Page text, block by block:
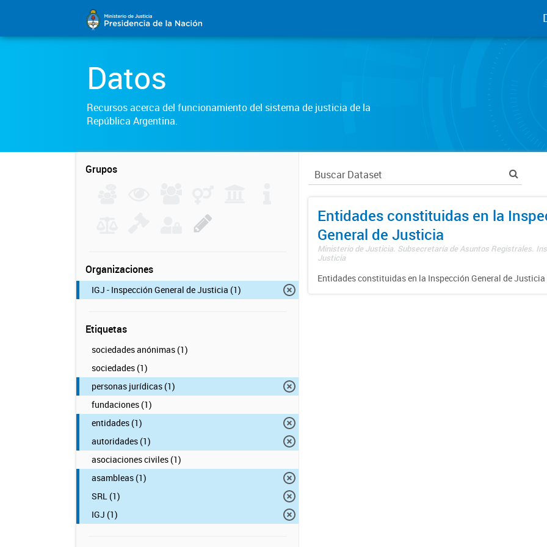
Datos
Recursos acerca del funcionamiento del sistema de justicia de la
República Argentina.
Grupos
Organizaciones
IGJ - Inspección General de Justicia (1)
Etiquetas
sociedades anónimas (1)
sociedades (1)
personas jurídicas (1)
fundaciones (1)
entidades (1)
autoridades (1)
asociaciones civiles (1)
asambleas (1)
SRL (1)
IGJ (1)
Entidades constituidas en la
General de Justicia
Ministerio de Justicia. Subsecretaría de Asuntos Registrales.
Justicia
Entidades constituidas en la Inspección General de Justicia